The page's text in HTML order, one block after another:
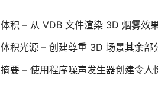
体积 – 从 VDB 文件渲染 3D 烟雾效
体积光源 – 创建尊重 3D 场景其余部
摘要 – 使用程序噪声发生器创建令人